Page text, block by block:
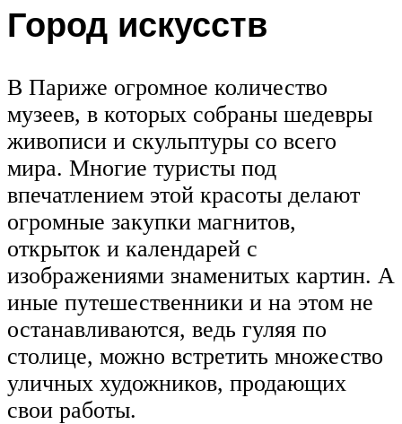
Город искусств
В Париже огромное количество
музеев, в которых собраны шедевры
живописи и скульптуры со всего
мира. Многие туристы под
впечатлением этой красоты делают
огромные закупки магнитов,
открыток и календарей с
изображениями знаменитых картин. А
иные путешественники и на этом не
останавливаются, ведь гуляя по
столице, можно встретить множество
уличных художников, продающих
свои работы.